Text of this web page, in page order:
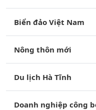
Biển đảo Việt Nam
Nông thôn mới
Du lịch Hà Tĩnh
Doanh nghiệp công